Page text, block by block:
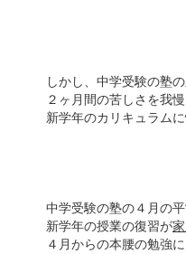
しかし、中学受験の塾
２ヶ月間の苦しさを我
新学年のカリキュラム
中学受験の塾の４月の平
新学年の授業の復習が
４月からの本腰の勉強